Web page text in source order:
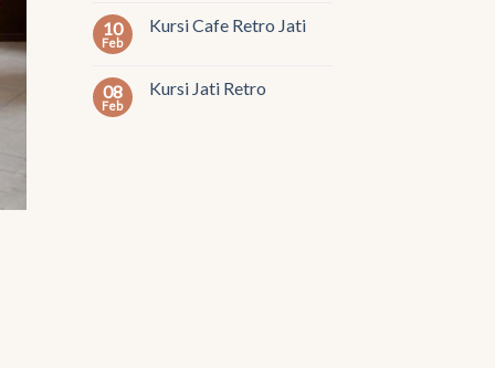
10
Feb
Kursi Cafe Retro Jati
08
Feb
Kursi Jati Retro